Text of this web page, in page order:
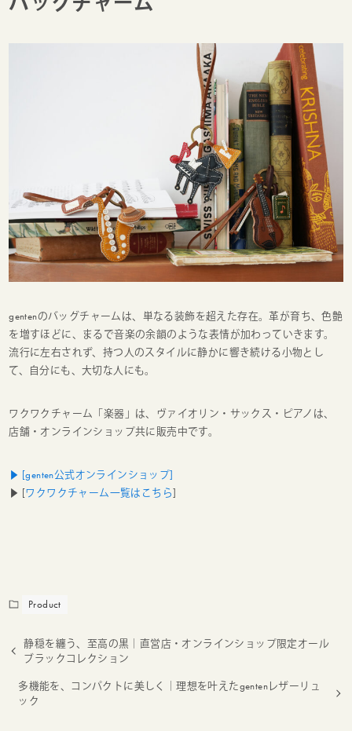
gentenのバッグチャームは、単なる装飾を超えた存在。革が育ち、色艶
を増すほどに、まるで音楽の余韻のような表情が加わっていきます。
流行に左右されず、持つ人のスタイルに静かに響き続ける小物とし
て、自分にも、大切な人にも。
ワクワクチャーム「楽器」は、ヴァイオリン・サックス・ピアノは、
店舗・オンラインショップ共に販売中です。
▶ [genten公式オンラインショップ]
▶ [ワクワクチャーム一覧はこちら]
Product
静穏を纏う、至高の黒｜直営店・オンラインショップ限定オール
ブラックコレクション
多機能を、コンパクトに美しく｜理想を叶えたgentenレザーリュ
ック